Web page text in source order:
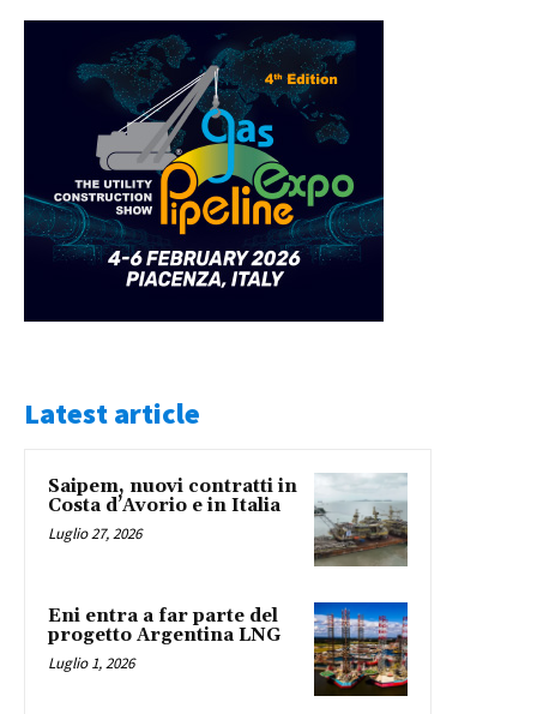
Latest article
Saipem, nuovi contratti in
Costa d’Avorio e in Italia
Luglio 27, 2026
Eni entra a far parte del
progetto Argentina LNG
Luglio 1, 2026